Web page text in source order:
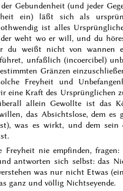
Gebundenheit (und jeder
ein) läßt sich als
ist alles
weht wo er will, und du
du weißt nicht von wannen
, unfaßlich (incoercibel)
Gränzen
Freyheit und
eine Kraft des Ursprünglichen
allein Gewollte ist das
das Absichtslose, dem es
), was es wirkt, und dem sein
Freyheit nie empfinden, fragen:
antworten sich selbst: das
was nur nicht Etwas
ganz und völlig Nichtseyende.